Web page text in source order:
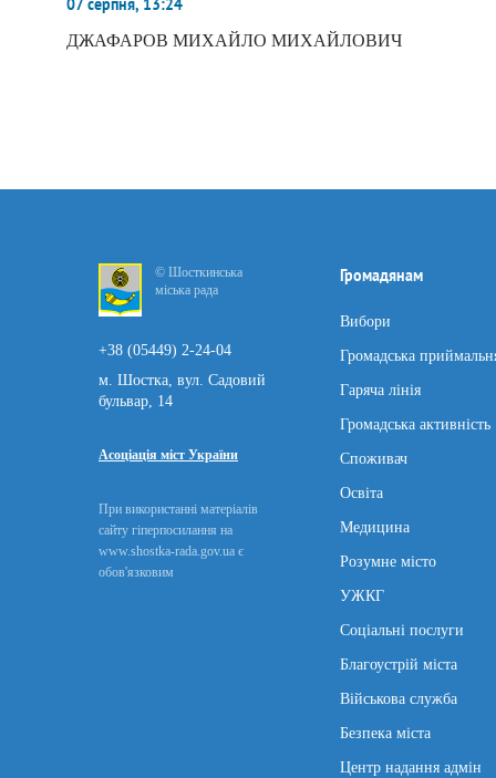
07 серпня, 13:24
ДЖАФАРОВ МИХАЙЛО МИХАЙЛОВИЧ
© Шосткинська
міська рада
+38 (05449) 2-24-04
м. Шостка, вул. Садовий
бульвар, 14
Асоціація міст України
При використанні матеріалів
сайту гіперпосилання на
www.shostka-rada.gov.ua є
обов'язковим
Громадянам
Вибори
Громадська
Гаряча лінія
Громадська активність
Споживач
Освіта
Медицина
Розумне місто
УЖКГ
Соціальні послуги
Благоустрій міста
Військова служба
Безпека міста
Центр надання адмін